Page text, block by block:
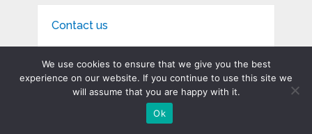
Contact us
Coin Crypto News Copyright © 2026.
We use cookies to ensure that we give you the best
experience on our website. If you continue to use this site we
will assume that you are happy with it.
Ok